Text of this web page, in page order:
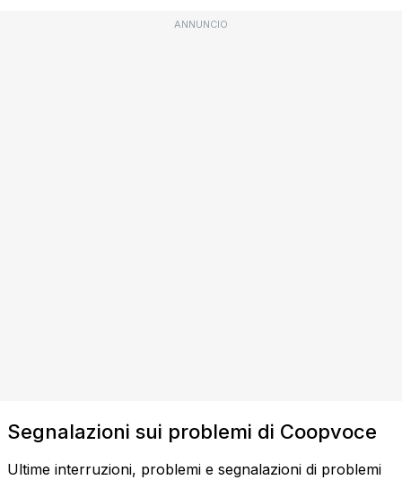
ANNUNCIO
Segnalazioni sui problemi di Coopvoce
Ultime interruzioni, problemi e segnalazioni di problemi